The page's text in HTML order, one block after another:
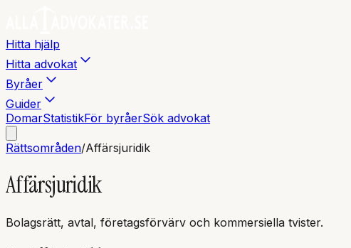
Hitta hjälp
Hitta advokat
Byråer
Guider
DomarStatistikFör byråerSök advokat
Rättsområden/Affärsjuridik
Affärsjuridik
Bolagsrätt, avtal, företagsförvärv och kommersiella tvister.